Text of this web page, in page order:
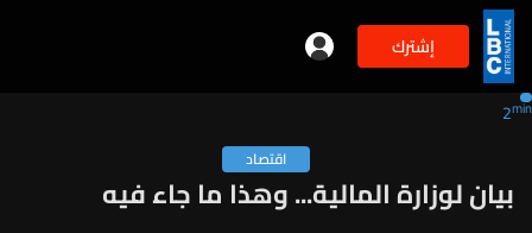
إشترك
اقتصاد
بيان لوزارة المالية... وهذا ما جاء فيه
2min